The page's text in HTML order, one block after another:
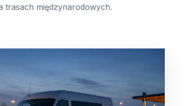
trasach międzynarodowych.